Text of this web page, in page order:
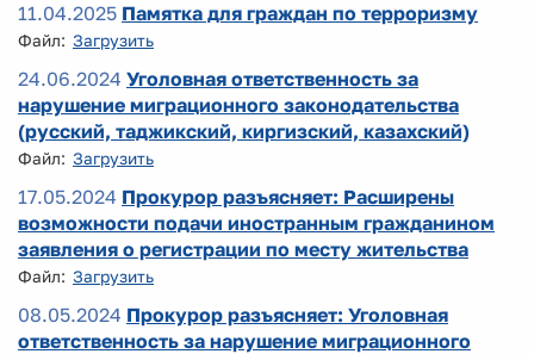
11.04.2025 Памятка для граждан по терроризму
Файл: Загрузить
24.06.2024 Уголовная ответственность за
нарушение миграционного законодательства
(русский, таджикский, киргизский, казахский)
Файл: Загрузить
17.05.2024 Прокурор разъясняет: Расширены
возможности подачи иностранным гражданином
заявления о регистрации по месту жительства
Файл: Загрузить
08.05.2024 Прокурор разъясняет: Уголовная
ответственность за нарушение миграционного